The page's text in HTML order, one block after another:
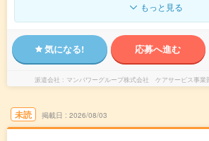
もっと見る
気になる! 応募へ進む
派遣会社 マンパワーグループ株式会社 ケアサービス事業
未読 掲載日 2026/08/03